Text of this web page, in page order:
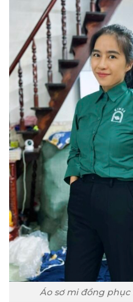
Áo sơ mi đồng phục